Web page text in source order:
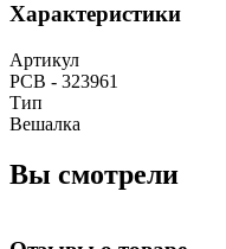
Характеристики
Артикул
РСВ - 323961
Тип
Вешалка
Вы смотрели